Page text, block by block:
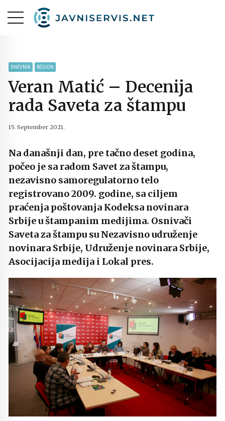
DNEVNIK REGION
Veran Matić – Decenija
rada Saveta za štampu
15. September 2021.
Na današnji dan, pre tačno deset godina,
počeo je sa radom Savet za štampu,
nezavisno samoregulatorno telo
registrovano 2009. godine, sa ciljem
praćenja poštovanja Kodeksa novinara
Srbije u štampanim medijima. Osnivači
Saveta za štampu su Nezavisno udruženje
novinara Srbije, Udruženje novinara Srbije,
Asocijacija medija i Lokal pres.